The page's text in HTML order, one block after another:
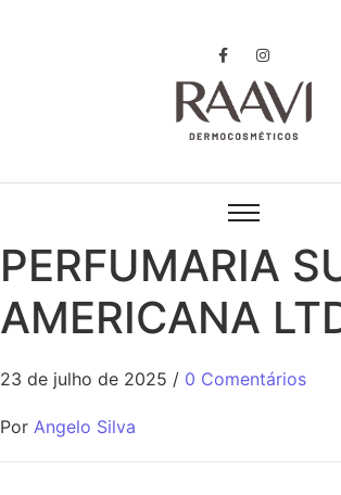
PERFUMARIA
AMERICANA
23 de julho de 2025 / 0 Comentários
Por Angelo Silva